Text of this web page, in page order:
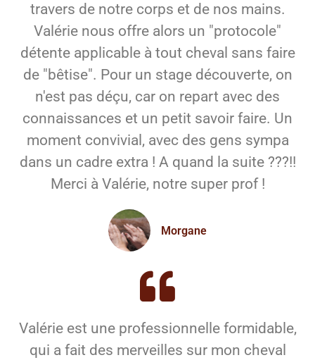
travers de notre corps et de nos mains.
Valérie nous offre alors un "protocole"
détente applicable à tout cheval sans faire
de "bêtise". Pour un stage découverte, on
n'est pas déçu, car on repart avec des
connaissances et un petit savoir faire. Un
moment convivial, avec des gens sympa
dans un cadre extra ! A quand la suite ???!!
Merci à Valérie, notre super prof !
Morgane
Valérie est une professionnelle formidable,
qui a fait des merveilles sur mon cheval